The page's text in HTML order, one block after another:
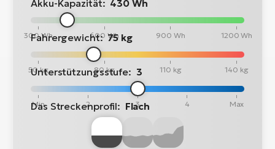
Akku-Kapazität: 430 Wh
300 Wh 600 Wh 900 Wh 1200 Wh
Fahrergewicht: 75 kg
50 kg 80 kg 110 kg 140 kg
Unterstützungsstufe: 3
Min 2 3 4 Max
Das Streckenprofil: Flach